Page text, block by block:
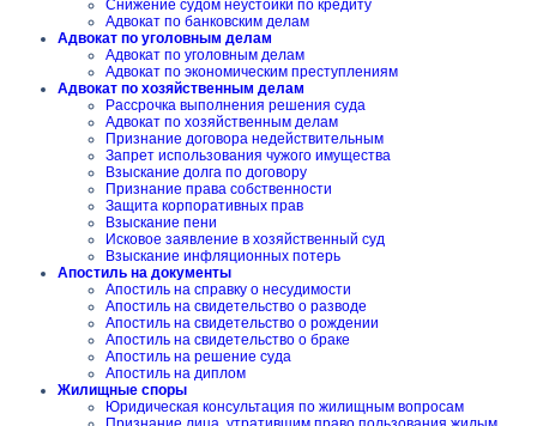
Снижение судом неустойки по кредиту
Адвокат по банковским делам
Адвокат по уголовным делам
Адвокат по уголовным делам
Адвокат по экономическим преступлениям
Адвокат по хозяйственным делам
Рассрочка выполнения решения суда
Адвокат по хозяйственным делам
Признание договора недействительным
Запрет использования чужого имущества
Взыскание долга по договору
Признание права собственности
Защита корпоративных прав
Взыскание пени
Исковое заявление в хозяйственный суд
Взыскание инфляционных потерь
Апостиль на документы
Апостиль на справку о несудимости
Апостиль на свидетельство о разводе
Апостиль на свидетельство о рождении
Апостиль на свидетельство о браке
Апостиль на решение суда
Апостиль на диплом
Жилищные споры
Юридическая консультация по жилищным вопросам